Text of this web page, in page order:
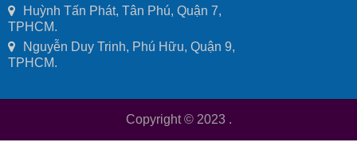
Huỳnh Tấn Phát, Tân Phú, Quận 7,
TPHCM.
Nguyễn Duy Trinh, Phú Hữu, Quận 9,
TPHCM.
Copyright © 2023 .